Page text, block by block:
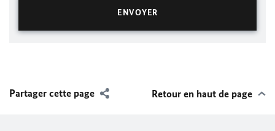
Partager cette page Retour en haut de page